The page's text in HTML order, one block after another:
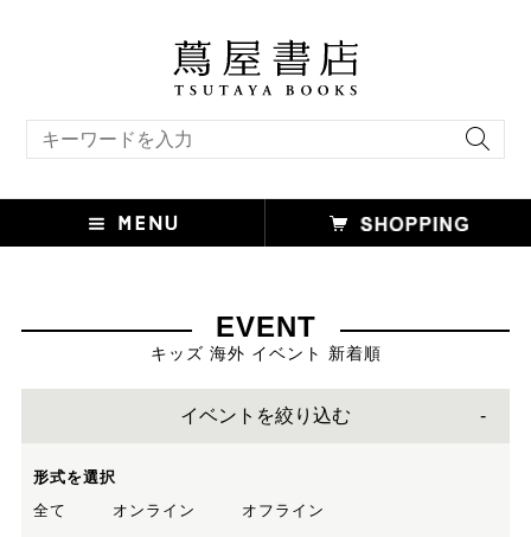
EVENT
キッズ 海外 イベント 新着順
イベントを絞り込む
形式を選択
全て
オンライン オフライン